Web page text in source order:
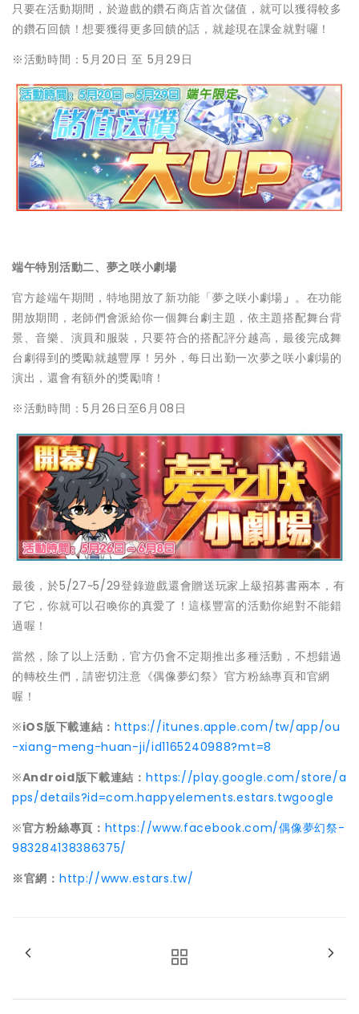
只要在活動期間，於遊戲的鑽石商店首次儲值，就可以獲得較多
的鑽石回饋！想要獲得更多回饋的話，就趁現在課金就對囉！
※活動時間：5月20日 至 5月29日
端午特別活動二、夢之咲小劇場
官方趁端午期間，特地開放了新功能「夢之咲小劇場 」 。在功能
開放期間，老師們會派給你一個舞台劇主題，依主題搭配舞台背
景、音樂、演員和服裝，只要符合的搭配評分越高，最後完成舞
台劇得到的獎勵就越豐厚！另外，每日出勤一次夢之咲小劇場的
演出，還會有額外的獎勵唷！
※活動時間：5月26日至6月08日
最後，於5/27~5/29登錄遊戲還會贈送玩家上級招募書兩本，有
了它，你就可以召喚你的真愛了！這樣豐富的活動你絕對不能錯
過喔！
當然，除了以上活動，官方仍會不定期推出多種活動，不想錯過
的轉校生們，請密切注意《偶像夢幻祭》官方粉絲專頁和官網
喔！
※iOS版下載連結：https://itunes.apple.com/tw/app/ou
-xiang-meng-huan-ji/id1165240988?mt=8
※Android版下載連結： https://play.google.com/store/a
pps/details?id=com.happyelements.estars.twgoogle
※官方粉絲專頁： https://www.facebook.com/偶像夢幻祭-
983284138386375/
※官網： http://www.estars.tw/